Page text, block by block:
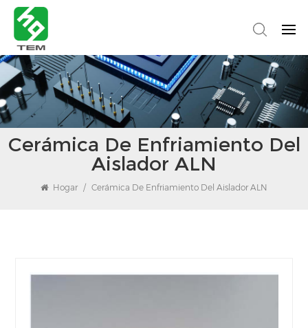
Cerámica De Enfriamiento Del
Aislador ALN
Hogar / Cerámica De Enfriamiento Del Aislador ALN